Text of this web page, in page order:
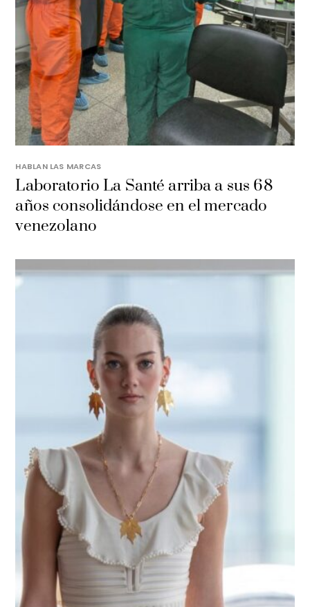
HABLAN LAS MARCAS
Laboratorio La Santé arriba a sus 68
años consolidándose en el mercado
venezolano